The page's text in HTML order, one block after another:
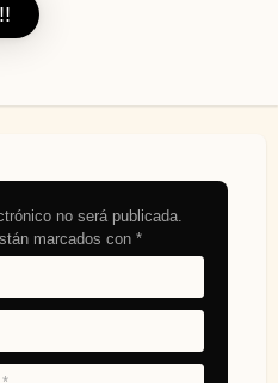
no será publicada.
marcados con *